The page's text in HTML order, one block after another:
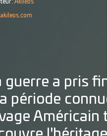
: Akiléos
guerre a pris
période